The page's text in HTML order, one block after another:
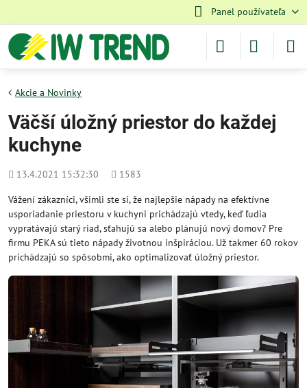
Panel používateľa
Akcie a Novinky
Väčší úložný priestor do každej
kuchyne
Pridané
13.4.2021 15:32:30
Počet
1583
Vážení zákazníci, všimli ste si, že najlepšie nápady na efektívne
usporiadanie priestoru v kuchyni prichádzajú vtedy, keď ľudia
vypratávajú starý riad, sťahujú sa alebo plánujú nový domov? Pre
firmu PEKA sú tieto nápady životnou inšpiráciou. Už takmer 60 rokov
prichádzajú so spôsobmi, ako optimalizovať úložný priestor.